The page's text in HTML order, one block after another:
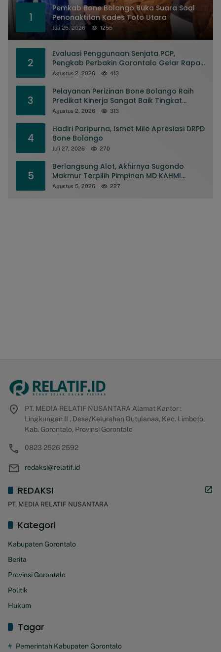
1
Pemkab Bone Bolango Buka Suara Soal
Penonaktifan Kades Toto Utara
Juli 25, 2026 1255
2
Evaluasi Penggunaan Senjata PCP,
Pengkab Perbakin Gorontalo Gelar Rapat
Pengurus
Agustus 2, 2026 413
3
Pelayanan Perizinan Bone Bolango Raih
Predikat Kinerja Sangat Baik Tingkat
Nasional
Agustus 2, 2026 313
4
Hadiri Paripurna, Ismet Mile Apresiasi DRPD
Bone Bolango
Juli 27, 2026 270
5
Berlangsung Alot, Akhirnya Sugondo
Makmur Terpilih Pimpinan MD KAHMI
Kabupaten Gorontalo
Agustus 5, 2026 227
PT. MEDIA RELATIF NUSANTARA Alamat Kantor :
Lingkungan II , Desa/Kelurahan Dutulanaa, Kec. Limboto,
Kab. Gorontalo, Provinsi Gorontalo
0823 2526 2592
redaksi@relatif.id
REDAKSI
PT. MEDIA RELATIF NUSANTARA
Kategori
Kabupaten Gorontalo
Berita
Provinsi Gorontalo
Politik
Hukum
Tagar
Pemerintah Kabupaten Gorontalo